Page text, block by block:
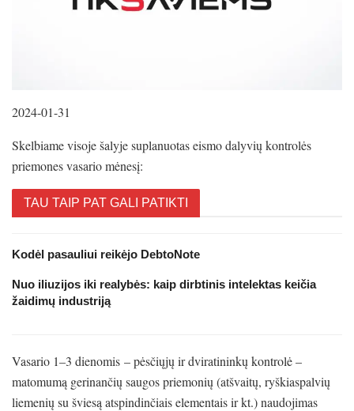
2024-01-31
Skelbiame visoje šalyje suplanuotas eismo dalyvių kontrolės
priemones vasario mėnesį:
TAU TAIP PAT GALI PATIKTI
Kodėl pasauliui reikėjo DebtoNote
Nuo iliuzijos iki realybės: kaip dirbtinis intelektas keičia
žaidimų industriją
Vasario 1–3 dienomis – pėsčiųjų ir dviratininkų kontrolė –
matomumą gerinančių saugos priemonių (atšvaitų, ryškiaspalvių
liemenių su šviesą atspindinčiais elementais ir kt.) naudojimas